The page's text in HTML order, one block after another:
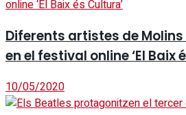
Diferents artistes de
en el festival online ‘El Baix
10/05/2020